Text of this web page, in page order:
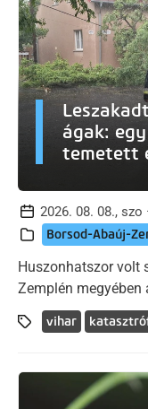
ágak:
temetett
2026. 08. 08., szo
Borsod-Abaúj-
Huszonhatszor volt
Zemplén
vihar